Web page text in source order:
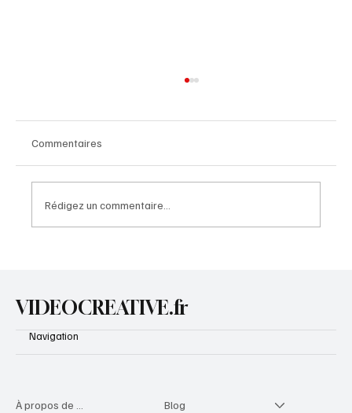
Commentaires
Rédigez un commentaire...
VIDEOCREATIVE.fr
Navigation
Blog